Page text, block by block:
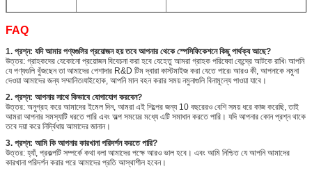
FAQ
1. প্রশ্ন: যদি আমার পণ্যগুলির প্রয়োজন হয় তবে আপনার থেকে স্পেসিফিকেশনে কিছু পার্থক্য আছে?
উত্তর: গ্রাহকদের যেকোনো প্রয়োজন বিবেচনা করা হবে যেহেতু আমরা গ্রাহক পরিষেবা কেন্দ্রে আটকে রাখি৷ আপনি
যে পণ্যগুলি খুঁজছেন তা আমাদের পেশাদার R&D টিম দ্বারা কাস্টমাইজ করা যেতে পারে৷ আরও কী, আপনাকে নমুনা
দেওয়া আমাদের জন্য সম্মানিত৷যাইহোক, আপনি মাল বহন করার সময় নমুনাগুলি বিনামূল্যে পাওয়া যাবে।
2. প্রশ্ন: আপনার সাথে কিভাবে যোগাযোগ করবেন?
উত্তর: অনুগ্রহ করে আমাদের ইমেল দিন, আমরা এই শিল্পের জন্য 10 বছরেরও বেশি সময় ধরে কাজ করেছি, তাই
আমরা আপনার সমস্যাটি ধরতে পারি এবং অল্প সময়ের মধ্যে এটি সমাধান করতে পারি। যদি আপনার কোন প্রশ্ন থাকে
তবে দয়া করে নির্দ্বিধায় আমাদের জানান।
3. প্রশ্ন: আমি কি আপনার কারখানা পরিদর্শন করতে পারি?
উত্তর: হ্যাঁ, প্রকল্পটি সম্পর্কে কথা বলা আমাদের পক্ষে আরও ভাল হবে। এবং আমি নিশ্চিত যে আপনি আমাদের
কারখানা পরিদর্শন করার পরে আমাদের প্রতি আস্থাশীল হবেন।